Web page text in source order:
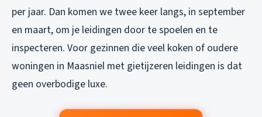
per jaar. Dan komen we twee keer langs, in september
en maart, om je leidingen door te spoelen en te
inspecteren. Voor gezinnen die veel koken of oudere
woningen in Maasniel met gietijzeren leidingen is dat
geen overbodige luxe.